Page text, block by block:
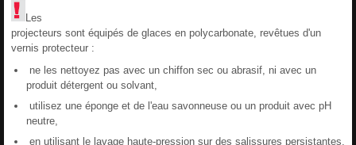
Les
projecteurs sont équipés de glaces en polycarbonate, revêtues d'un
vernis protecteur :
ne les nettoyez pas avec un chiffon sec ou abrasif, ni avec un
produit détergent ou solvant,
utilisez une éponge et de l'eau savonneuse ou un produit avec pH
neutre,
en utilisant le lavage haute-pression sur des salissures persistantes,